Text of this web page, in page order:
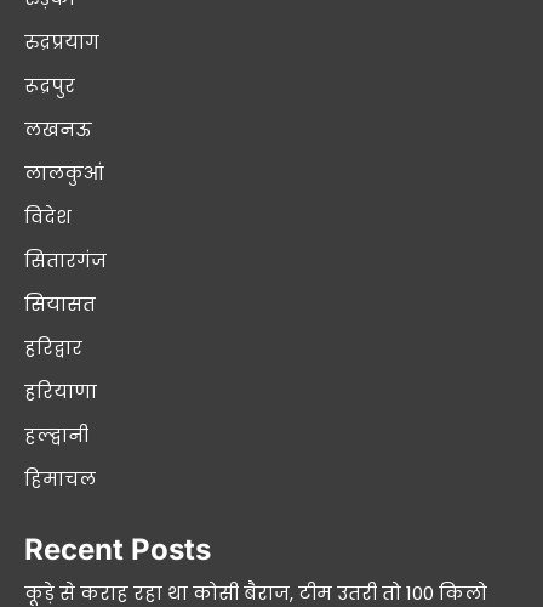
रुद्रप्रयाग
रूद्रपुर
लखनऊ
लालकुआं
विदेश
सितारगंज
सियासत
हरिद्वार
हरियाणा
हल्द्वानी
हिमाचल
Recent Posts
कूड़े से कराह रहा था कोसी बैराज, टीम उतरी तो 100 किलो